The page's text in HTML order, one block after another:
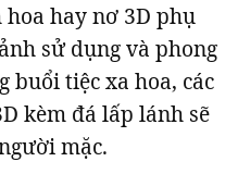
hay nơ 3D phụ
sử dụng và phong
buổi tiệc xa hoa, các
kèm đá lấp lánh sẽ
mặc.